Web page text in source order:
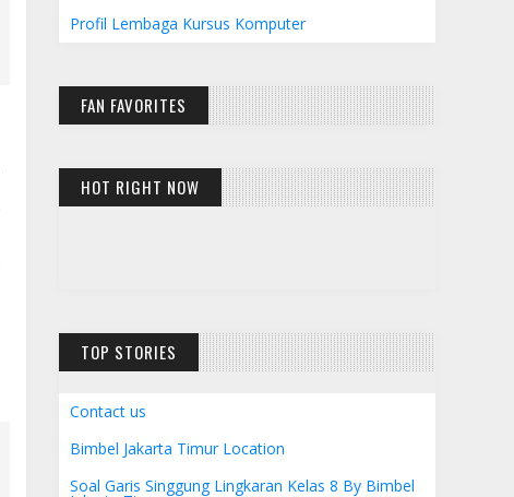
Profil Lembaga Kursus Komputer
FAN FAVORITES
HOT RIGHT NOW
TOP STORIES
Contact us
Bimbel Jakarta Timur Location
Soal Garis Singgung Lingkaran Kelas 8 By Bimbel